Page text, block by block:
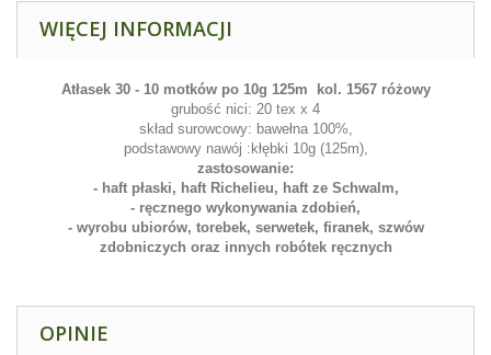
WIĘCEJ INFORMACJI
Atłasek 30 - 10 motków po 10g 125m kol. 1567 różowy
grubość nici: 20 tex x 4
skład surowcowy: bawełna 100%,
podstawowy nawój :kłębki 10g (125m),
zastosowanie:
- haft płaski, haft Richelieu, haft ze Schwalm,
- ręcznego wykonywania zdobień,
- wyrobu ubiorów, torebek, serwetek, firanek, szwów
zdobniczych oraz innych robótek ręcznych
OPINIE